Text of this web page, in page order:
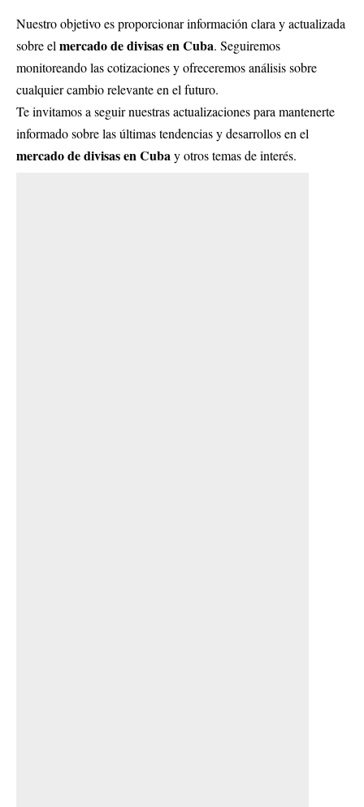
Nuestro objetivo es proporcionar información clara y actualizada
sobre elmercado de divisas en Cuba. Seguiremos
monitoreando las cotizaciones y ofreceremos análisis sobre
cualquier cambio relevante en el futuro.
Te invitamos a seguir nuestras actualizaciones para mantenerte
informado sobre las últimas tendencias y desarrollos en el
mercado de divisas en Cubay otros temas de interés.